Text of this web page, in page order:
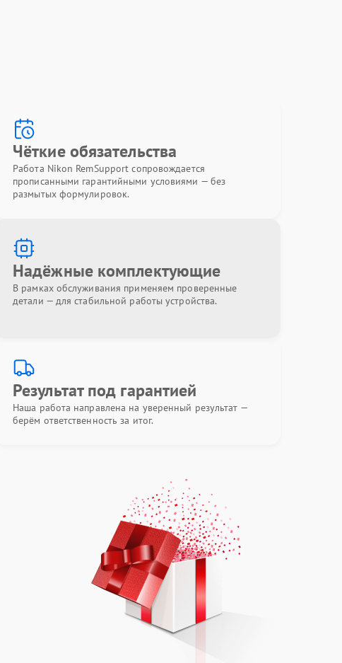
Чёткие обязательства
Работа Nikon RemSupport сопровождается
прописанными гарантийными условиями — без
размытых формулировок.
Надёжные комплектующие
В рамках обслуживания применяем проверенные
детали — для стабильной работы устройства.
Результат под гарантией
Наша работа направлена на уверенный результат —
берём ответственность за итог.